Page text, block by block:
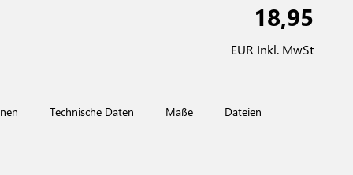
18,95
EUR Inkl. MwSt
Technische Daten Maße Dateien